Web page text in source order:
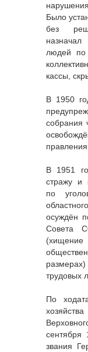
Было
без
людей по
кассы,
В 1950
собрания
В 1951
стражу и
по
осуждён
Совета
трудовых
По
звания